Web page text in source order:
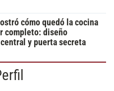
cómo quedó la cocina
completo: diseño
y puerta secreta